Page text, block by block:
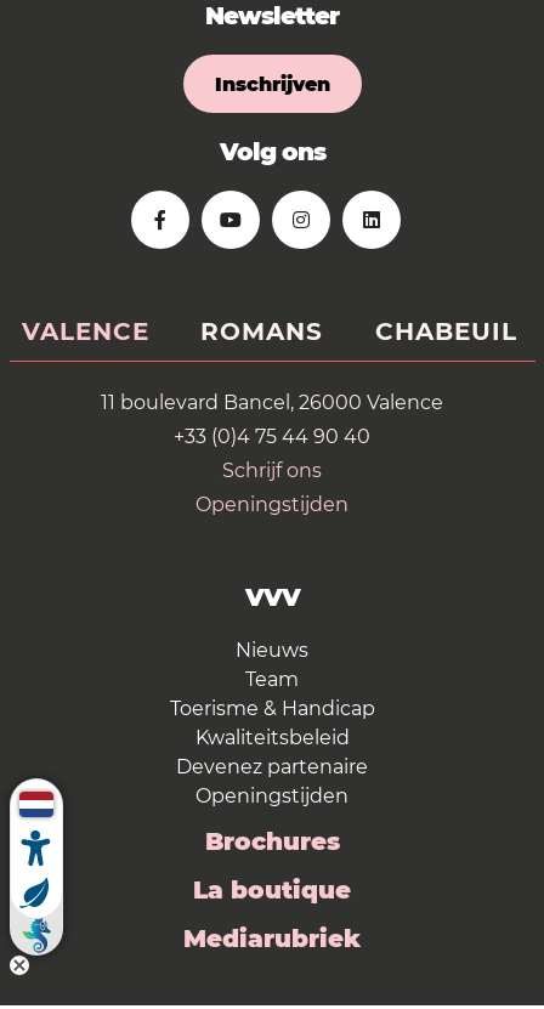
Newsletter
Inschrijven
Volg ons
VALENCE ROMANS CHABEUIL
11 boulevard Bancel, 26000 Valence
+33 (0)4 75 44 90 40
Schrijf ons
Openingstijden
VVV
Nieuws
Team
Toerisme & Handicap
Kwaliteitsbeleid
Devenez partenaire
Openingstijden
Brochures
La boutique
Mediarubriek